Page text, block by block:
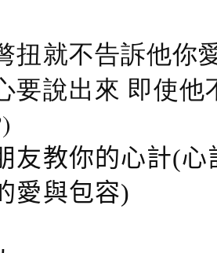
扭就不告訴他你
要說出來 即使
友教你的心計(
愛與包容)